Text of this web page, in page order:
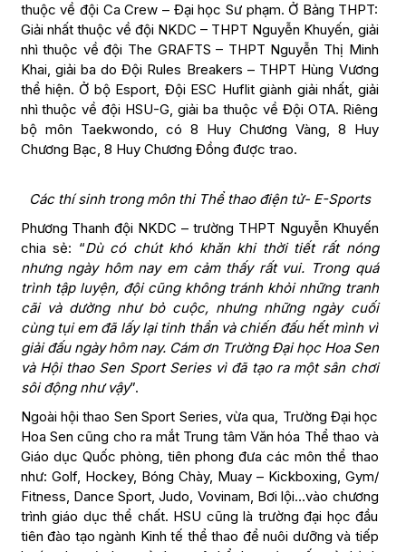
thuộc về đội Ca Crew – Đại học Sư phạm. Ở Bảng THPT:
Giải nhất thuộc về đội NKDC – THPT Nguyễn Khuyến, giải
nhì thuộc về đội The GRAFTS – THPT Nguyễn Thị Minh
Khai, giải ba do Đội Rules Breakers – THPT Hùng Vương
thể hiện. Ở bộ Esport, Đội ESC Huflit giành giải nhất, giải
nhì thuộc về đội HSU-G, giải ba thuộc về Đội OTA. Riêng
bộ môn Taekwondo, có 8 Huy Chương Vàng, 8 Huy
Chương Bạc, 8 Huy Chương Đồng được trao.
Các thí sinh trong môn thi Thể thao điện tử- E-Sports
Phương Thanh đội NKDC – trường THPT Nguyễn Khuyến
chia sẻ: “Dù có chút khó khăn khi thời tiết rất nóng
nhưng ngày hôm nay em cảm thấy rất vui. Trong quá
trình tập luyện, đội cũng không tránh khỏi những tranh
cãi và dường như bỏ cuộc, nhưng những ngày cuối
cùng tụi em đã lấy lại tinh thần và chiến đấu hết mình vì
giải đấu ngày hôm nay. Cám ơn Trường Đại học Hoa Sen
và Hội thao Sen Sport Series vì đã tạo ra một sân chơi
sôi động như vậy”.
Ngoài hội thao Sen Sport Series, vừa qua, Trường Đại học
Hoa Sen cũng cho ra mắt Trung tâm Văn hóa Thể thao và
Giáo dục Quốc phòng, tiên phong đưa các môn thể thao
như: Golf, Hockey, Bóng Chày, Muay – Kickboxing, Gym/
Fitness, Dance Sport, Judo, Vovinam, Bơi lội…vào chương
trình giáo dục thể chất. HSU cũng là trường đại học đầu
tiên đào tạo ngành Kinh tế thể thao để nuôi dưỡng và tiếp